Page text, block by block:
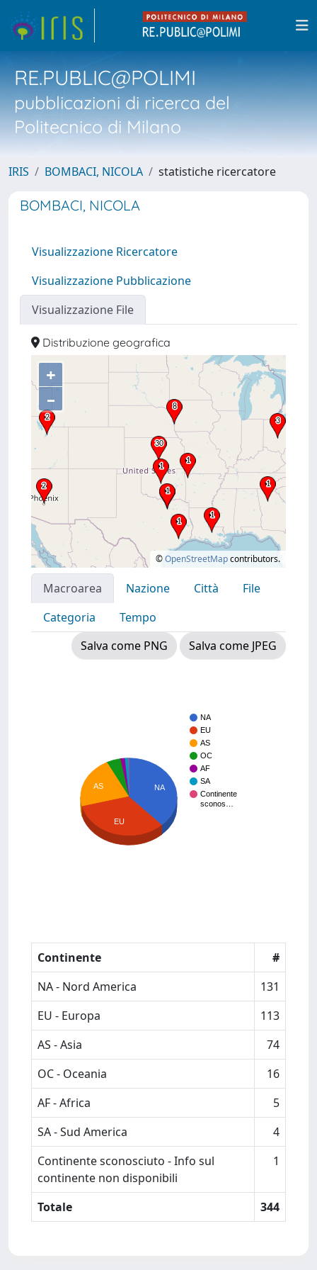
RE.PUBLIC@POLIMI
pubblicazioni di ricerca del
Politecnico di Milano
IRIS BOMBACI, NICOLA statistiche ricercatore
BOMBACI, NICOLA
Visualizzazione Ricercatore
Visualizzazione Pubblicazione
Visualizzazione File
Distribuzione geografica
+
–
©OpenStreetMapcontributors.
Macroarea Nazione Città
File
Categoria
Tempo
Salva come PNG
Salva come JPEG
NA
EU
AS
OC
AF
SA
Continente
sconos…
NA
AS
EU
Continente
#
NA - Nord America
131
EU - Europa
113
AS - Asia
74
OC - Oceania
16
AF - Africa
5
SA - Sud America
4
Continente sconosciuto - Info sul
continente non disponibili
1
Totale 344